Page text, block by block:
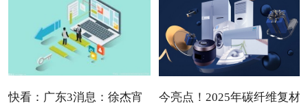
快看：广东3消息：徐杰宵
今亮点！2025年碳纤维复材